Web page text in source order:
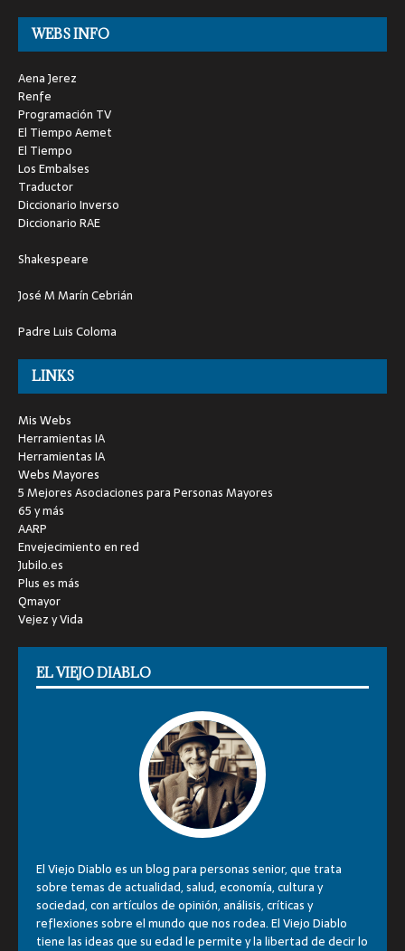
WEBS INFO
Aena Jerez
Renfe
Programación TV
El Tiempo Aemet
El Tiempo
Los Embalses
Traductor
Diccionario Inverso
Diccionario RAE
Shakespeare
José M Marín Cebrián
Padre Luis Coloma
LINKS
Mis Webs
Herramientas IA
Herramientas IA
Webs Mayores
5 Mejores Asociaciones para Personas Mayores
65 y más
AARP
Envejecimiento en red
Jubilo.es
Plus es más
Qmayor
Vejez y Vida
EL VIEJO DIABLO
El Viejo Diablo es un blog para personas senior, que trata
sobre temas de actualidad, salud, economía, cultura y
sociedad, con artículos de opinión, análisis, críticas y
reflexiones sobre el mundo que nos rodea. El Viejo Diablo
tiene las ideas que su edad le permite y la libertad de decir lo